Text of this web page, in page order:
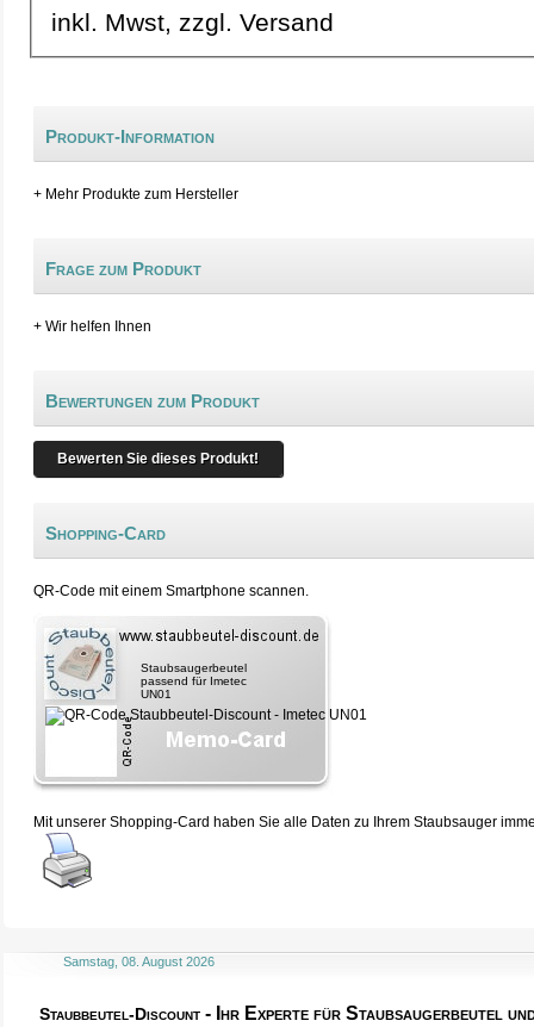
inkl. Mwst, zzgl. Versand
Produkt-Information
+ Mehr Produkte zum Hersteller
Frage zum Produkt
+ Wir helfen Ihnen
Bewertungen zum Produkt
Bewerten Sie dieses Produkt!
Shopping-Card
QR-Code mit einem Smartphone scannen.
Staubsaugerbeutel
passend für Imetec
UN01
Mit unserer Shopping-Card haben Sie alle Daten zu Ihrem Staubsauger
Samstag, 08. August 2026
Staubbeutel-Discount - Ihr Experte für Staubsaugerbeutel